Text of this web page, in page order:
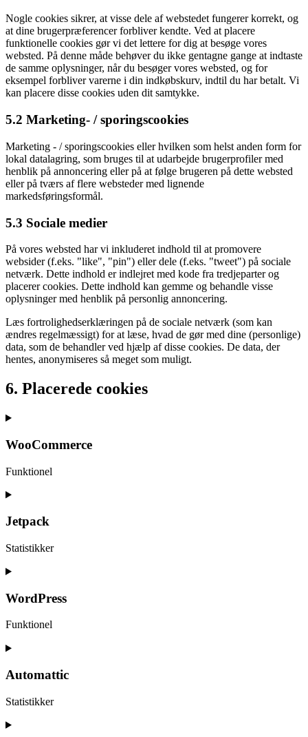
Nogle cookies sikrer, at visse dele af webstedet fungerer korrekt, og
at dine brugerpræferencer forbliver kendte. Ved at placere
funktionelle cookies gør vi det lettere for dig at besøge vores
websted. På denne måde behøver du ikke gentagne gange at indtaste
de samme oplysninger, når du besøger vores websted, og for
eksempel forbliver varerne i din indkøbskurv, indtil du har betalt. Vi
kan placere disse cookies uden dit samtykke.
5.2 Marketing- / sporingscookies
Marketing - / sporingscookies eller hvilken som helst anden form for
lokal datalagring, som bruges til at udarbejde brugerprofiler med
henblik på annoncering eller på at følge brugeren på dette websted
eller på tværs af flere websteder med lignende
markedsføringsformål.
5.3 Sociale medier
På vores websted har vi inkluderet indhold til at promovere
websider (f.eks. "like", "pin") eller dele (f.eks. "tweet") på sociale
netværk. Dette indhold er indlejret med kode fra tredjeparter og
placerer cookies. Dette indhold kan gemme og behandle visse
oplysninger med henblik på personlig annoncering.
Læs fortrolighedserklæringen på de sociale netværk (som kan
ændres regelmæssigt) for at læse, hvad de gør med dine (personlige)
data, som de behandler ved hjælp af disse cookies. De data, der
hentes, anonymiseres så meget som muligt.
6. Placerede cookies
WooCommerce
Funktionel
Consent
service
woocommerce
Jetpack
Statistikker
Consent
service
WordPress
Funktionel
Consent
service
Automattic
Statistikker
Consent